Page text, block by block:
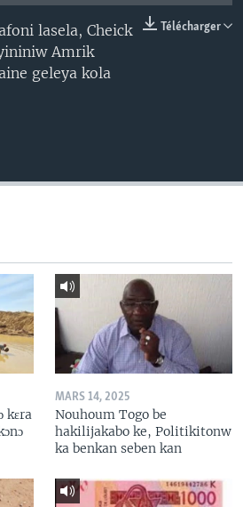
Télécharger
lasela, Cheick
Amrik
geleya kola
kɛra
MARS 14, 2025
Nouhoum Togo be
hakilijakabo ke, Politikitonw
ka benkan seben kan